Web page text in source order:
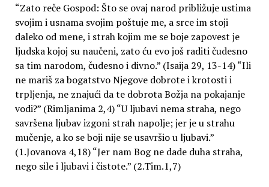
“Zato reče Gospod: Što se ovaj narod približuje ustima
svojim i usnama svojim poštuje me, a srce im stoji
daleko od mene, i strah kojim me se boje zapovest je
ljudska kojoj su naučeni, zato ću evo još raditi čudesno
sa tim narodom, čudesno i divno.” (Isaija 29, 13-14) “Ili
ne mariš za bogatstvo Njegove dobrote i krotosti i
trpljenja, ne znajući da te dobrota Božja na pokajanje
vodi?” (Rimljanima 2,4) “U ljubavi nema straha, nego
savršena ljubav izgoni strah napolje; jer je u strahu
mučenje, a ko se boji nije se usavršio u ljubavi.”
(1.Jovanova 4,18) “Jer nam Bog ne dade duha straha,
nego sile i ljubavi i čistote.” (2.Tim.1,7)